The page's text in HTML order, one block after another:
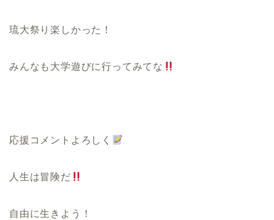
琉大祭り楽しかった！
みんなも大学遊びに行ってみてな
応援コメントよろしく
人生は冒険だ
自由に生きよう！